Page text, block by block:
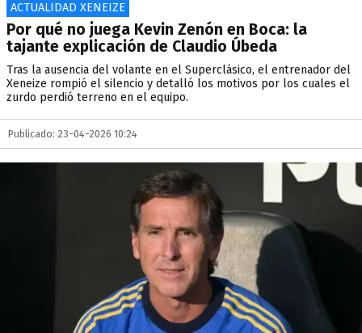
ACTUALIDAD XENEIZE
Por qué no juega Kevin Zenón en Boca: la
tajante explicación de Claudio Úbeda
Tras la ausencia del volante en el Superclásico, el entrenador del
Xeneize rompió el silencio y detalló los motivos por los cuales el
zurdo perdió terreno en el equipo.
Publicado: 23-04-2026 10:24